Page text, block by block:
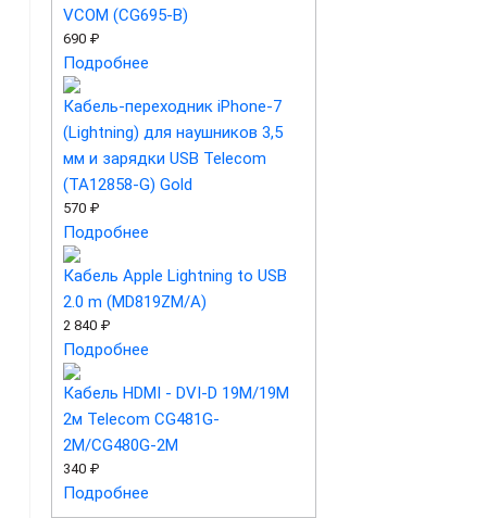
VCOM (CG695-B)
690 ₽
Подробнее
Кабель-переходник iPhone-7
(Lightning) для наушников 3,5
мм и зарядки USB Telecom
(TA12858-G) Gold
570 ₽
Подробнее
Кабель Apple Lightning to USB
2.0 m (MD819ZM/A)
2 840 ₽
Подробнее
Кабель HDMI - DVI-D 19M/19M
2м Telecom CG481G-
2M/CG480G-2M
340 ₽
Подробнее